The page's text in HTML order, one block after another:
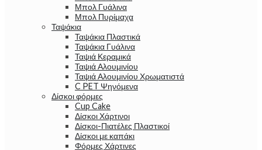
Μπολ Γυάλινα
Μπολ Πυρίμαχα
Ταψάκια
Ταψάκια Πλαστικά
Ταψάκια Γυάλινα
Ταψιά Κεραμικά
Ταψιά Αλουμινίου
Ταψιά Αλουμινίου Χρωματιστά
C PET Ψηνόμενα
Δίσκοι φόρμες
Cup Cake
Δίσκοι Χάρτινοι
Δίσκοι-Πιατέλες Πλαστικοί
Δίσκοι με καπάκι
Φόρμες Χάρτινες